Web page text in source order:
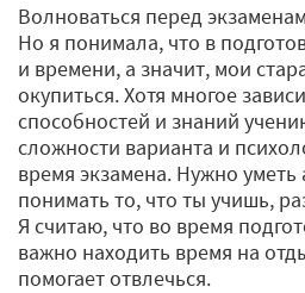
Волноваться перед
Но я понимала, что в
и времени, а значит, мои
окупиться. Хотя многое
способностей и знаний
сложности варианта и
время экзамена. Нужно уметь
понимать то, что ты учишь,
Я считаю, что во время
важно находить время на
помогает отвлечься.